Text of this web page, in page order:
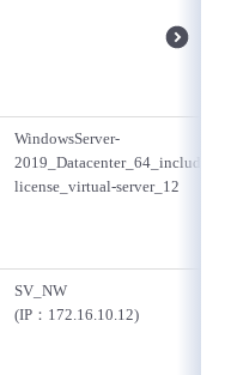
WindowsServer-
2019_Datacenter_64_include-
license_virtual-server_12
SV_NW
(IP：172.16.10.12)